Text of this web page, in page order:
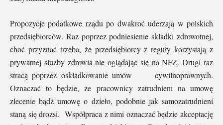
Propozycje podatkowe rządu po dwakroć uderzają w polskich
przedsiębiorców. Raz poprzez podniesienie składki zdrowotnej,
choć przyznać trzeba, że przedsiębiorcy z reguły korzystają z
prywatnej służby zdrowia nie oglądając się na NFZ. Drugi raz
stracą poprzez oskładkowanie umów cywilnoprawnych.
Oznaczać to będzie, że pracownicy zatrudnieni na umowę
zlecenie bądź umowę o dzieło, podobnie jak samozatrudnieni
staną się drożsi. Współpraca z nimi oznaczać będzie akceptację